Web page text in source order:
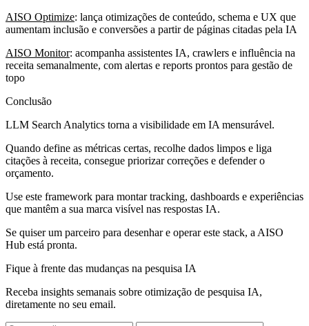
AISO Optimize: lança otimizações de conteúdo, schema e UX que
aumentam inclusão e conversões a partir de páginas citadas pela IA
AISO Monitor: acompanha assistentes IA, crawlers e influência na
receita semanalmente, com alertas e reports prontos para gestão de
topo
Conclusão
LLM Search Analytics torna a visibilidade em IA mensurável.
Quando define as métricas certas, recolhe dados limpos e liga
citações à receita, consegue priorizar correções e defender o
orçamento.
Use este framework para montar tracking, dashboards e experiências
que mantêm a sua marca visível nas respostas IA.
Se quiser um parceiro para desenhar e operar este stack, a AISO
Hub está pronta.
Fique à frente das mudanças na pesquisa IA
Receba insights semanais sobre otimização de pesquisa IA,
diretamente no seu email.